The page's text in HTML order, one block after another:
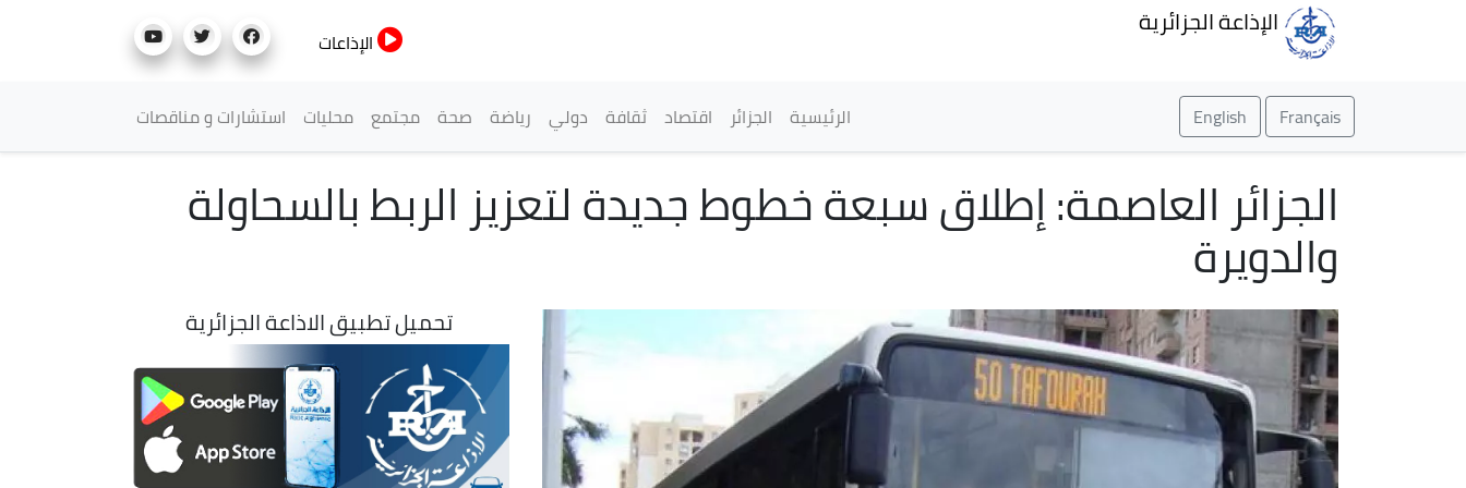
الإذاعة الجزائرية
الإذاعات
Français
English القائمة الرئيسية
الرئيسية الجزائر اقتصاد ثقافة دولي رياضة صحة مجتمع محليات استشارات و مناقصات
الجزائر العاصمة: إطلاق سبعة خطوط جديدة لتعزيز الربط بالسحاولة
والدويرة
تحميل تطبيق الاذاعة الجزائرية